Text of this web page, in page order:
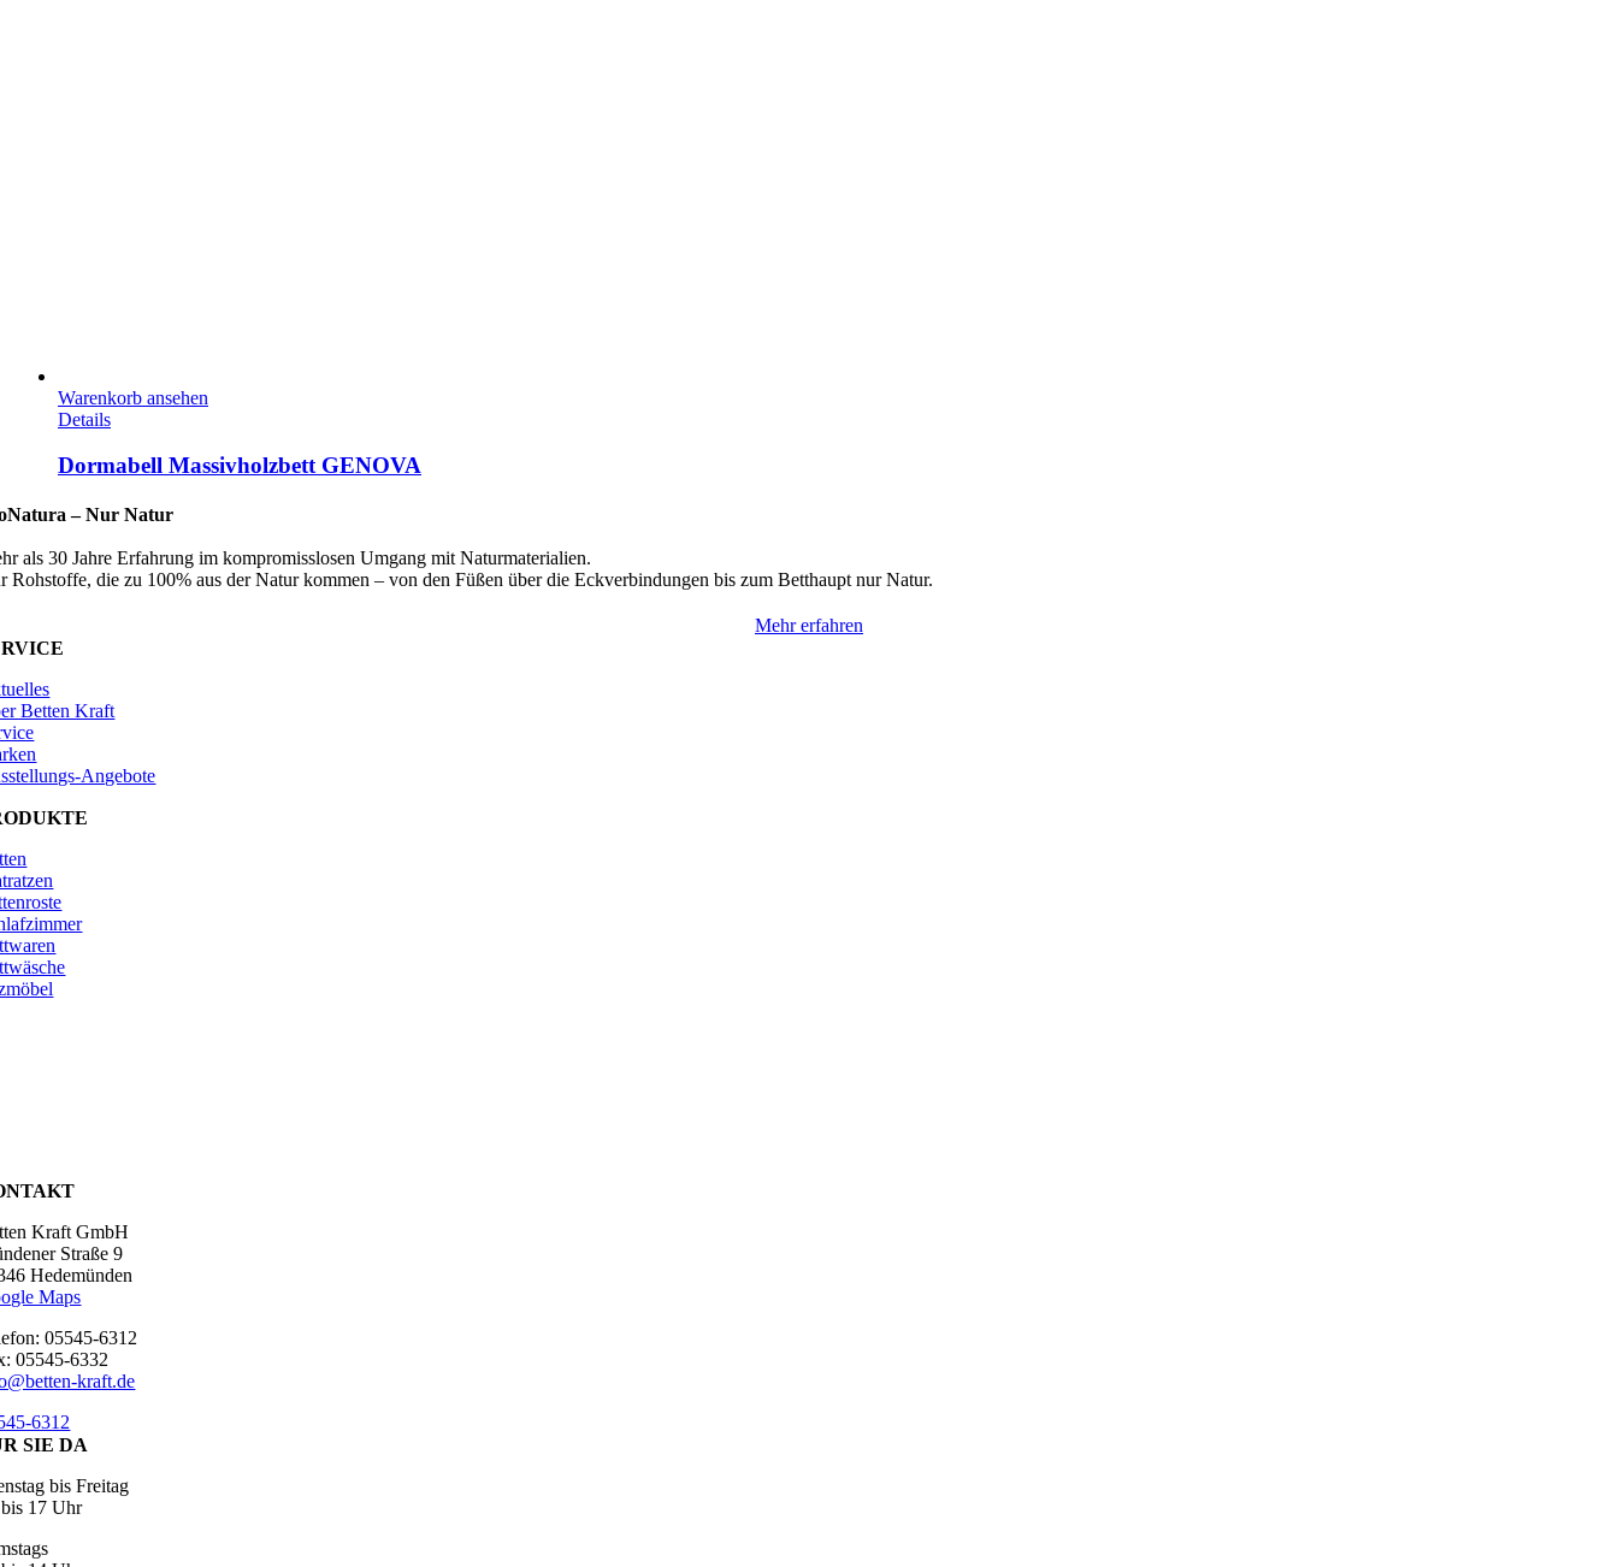
Warenkorb ansehen
Details
Dormabell Massivholzbett GENOVA
–Nur Natur
als 30 Jahre Erfahrung im kompromisslosen Umgang mit Naturmaterialien.
Rohstoffe, die zu 100% aus der Natur kommen – von den Füßen über die Eckverbindungen bis zum Betthaupt nur Natur.
Mehr erfahren
Betten Kraft
Angebote
Kraft GmbH
Straße 9
Hedemünden
Maps
05545-6312
05545-6332
kraft.de
6312
SIE DA
bis Freitag
17 Uhr